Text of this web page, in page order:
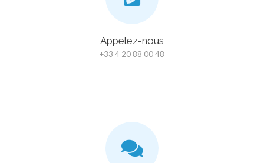
Appelez-nous
+33 4 20 88 00 48